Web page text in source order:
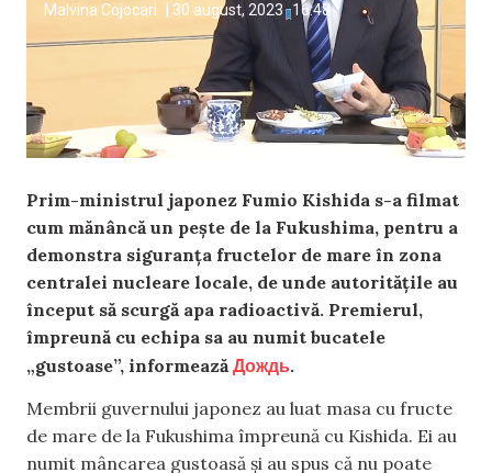
Malvina Cojocari 30 august, 2023 16:48
Prim-ministrul japonez Fumio Kishida s-a filmat
cum mănâncă un pește de la Fukushima, pentru a
demonstra siguranța fructelor de mare în zona
centralei nucleare locale, de unde autoritățile au
început să scurgă apa radioactivă. Premierul,
împreună cu echipa sa au numit bucatele
„gustoase”, informeazăДождь.
Membrii guvernului japonez au luat masa cu fructe
de mare de la Fukushima împreună cu Kishida. Ei au
numit mâncarea gustoasă și au spus că nu poate